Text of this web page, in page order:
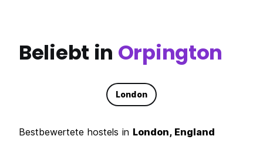
Beliebt in Orpington
London
Bestbewertete hostels in London, England